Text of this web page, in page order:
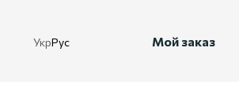
УкрРус Мой заказ